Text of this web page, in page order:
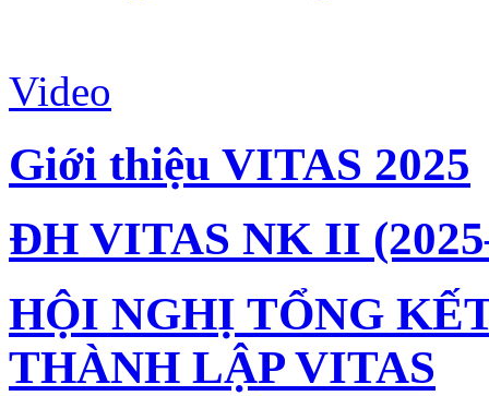
Video
Giới thiệu VITAS 2025
ĐH VITAS NK II
HỘI NGHỊ TỔNG
THÀNH LẬP VITAS